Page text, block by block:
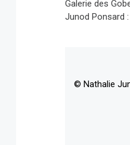
Galerie des
Junod Ponsard
© Nathalie